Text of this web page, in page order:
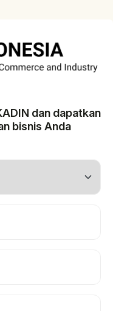
dan dapatkan
bisnis Anda